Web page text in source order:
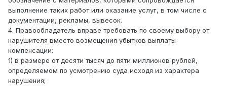
выполнение таких работ или оказание услуг, в том числе с
документации, рекламы, вывесок.
4. Правообладатель вправе требовать по своему выбору от
нарушителя вместо возмещения убытков выплаты
компенсации:
1) в размере от десяти тысяч до пяти миллионов рублей,
определяемом по усмотрению суда исходя из характера
нарушения;